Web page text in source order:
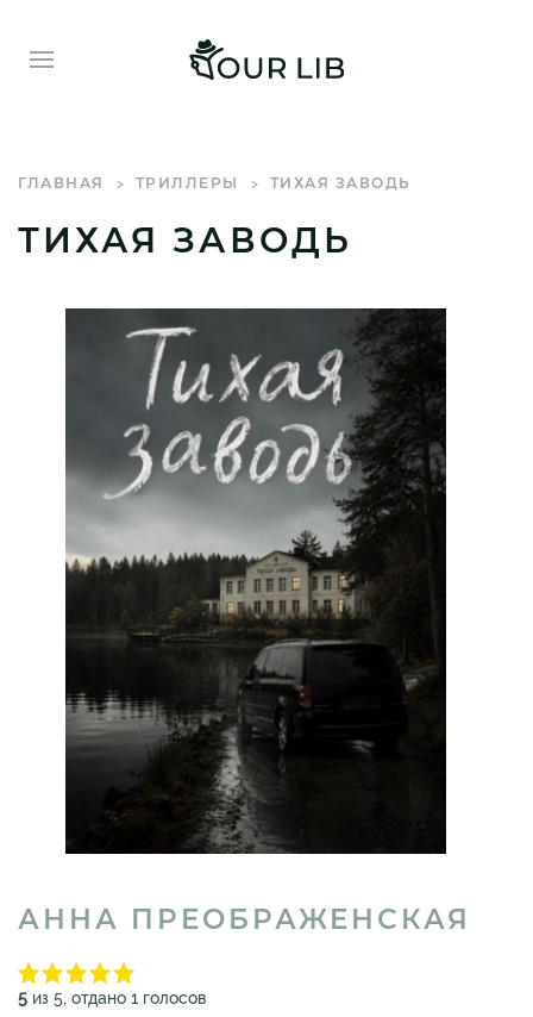
ГЛАВНАЯ ТРИЛЛЕРЫ ТИХАЯ ЗАВОДЬ
ТИХАЯ ЗАВОДЬ
АННА ПРЕОБРАЖЕНСКАЯ
5 из 5, отдано 1 голосов